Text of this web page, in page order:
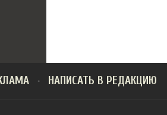
НАПИСАТЬ В РЕДАКЦИЮ